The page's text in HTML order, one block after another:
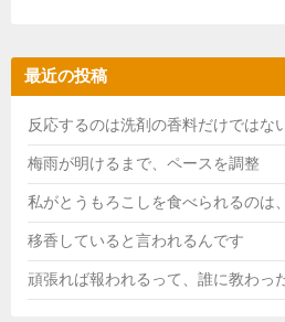
最近の投稿
反応するのは洗剤の香料だけではな
梅雨が明けるまで、ペースを調整
私がとうもろこしを食べられるのは
移香していると言われるんです
頑張れば報われるって、誰に教わっ